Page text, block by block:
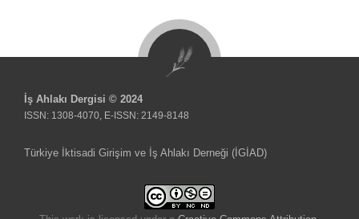
İş Ahlakı Dergisi © 2024
ISSN: 1308-4070, E-ISSN: 2149-8148
Türkiye İktisadi Girişim ve İş Ahlakı Derneği (İGİAD)